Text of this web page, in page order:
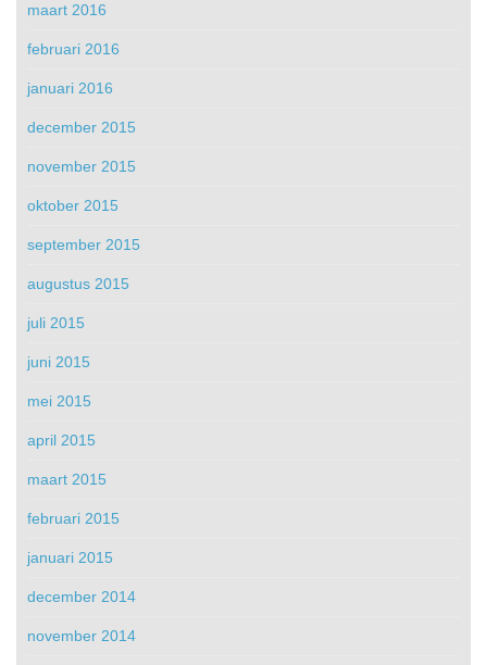
maart 2016
februari 2016
januari 2016
december 2015
november 2015
oktober 2015
september 2015
augustus 2015
juli 2015
juni 2015
mei 2015
april 2015
maart 2015
februari 2015
januari 2015
december 2014
november 2014